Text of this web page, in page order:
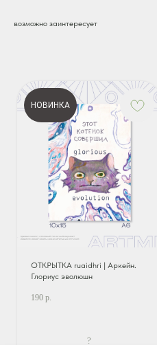
возможно заинтересует
НОВИНКА
ОТКРЫТКА ruaidhri | Аркейн.
Глориус эволюшн
190 р.
?